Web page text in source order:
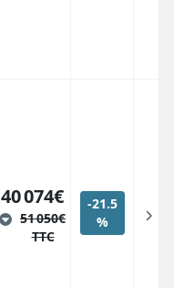
40 074€
51 050€
TTC
-21.5
%